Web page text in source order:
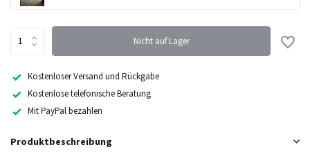
Nicht auf Lager
Nicht auf Lager
Kostenloser Versand und Rückgabe
Kostenlose telefonische Beratung
Mit PayPal bezahlen
Produktbeschreibung